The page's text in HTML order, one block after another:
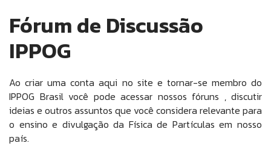
Fórum de Discussão
IPPOG
Ao criar uma conta aqui no site e tornar-se membro do
IPPOG Brasil você pode acessar nossos fóruns , discutir
ideias e outros assuntos que você considera relevante para
o ensino e divulgação da Física de Partículas em nosso
país.